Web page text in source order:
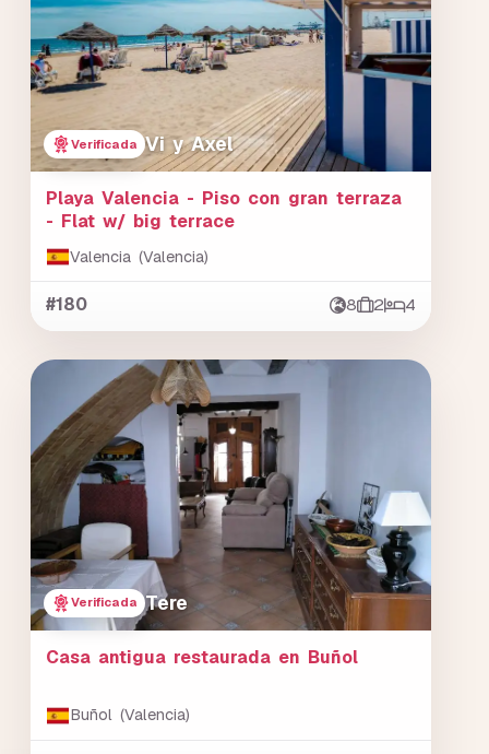
Verificada Vi y Axel
Playa Valencia - Piso con gran terraza
- Flat w/ big terrace
Valencia (Valencia)
#180 8 2 4
Verificada Tere
Casa antigua restaurada en Buñol
Buñol (Valencia)